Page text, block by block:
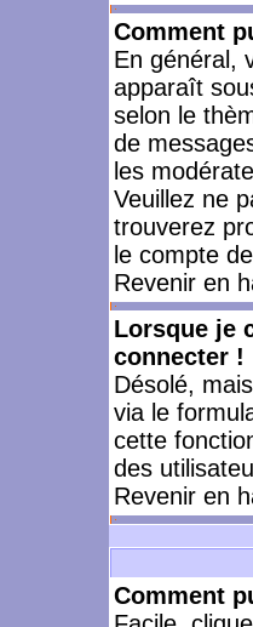
Comment
En général,
apparaît
selon le
de
les
Veuillez ne
trouverez
le compte
Revenir en
Lorsque je
connecter !
Désolé,
via le
cette
des
Revenir en
Comment